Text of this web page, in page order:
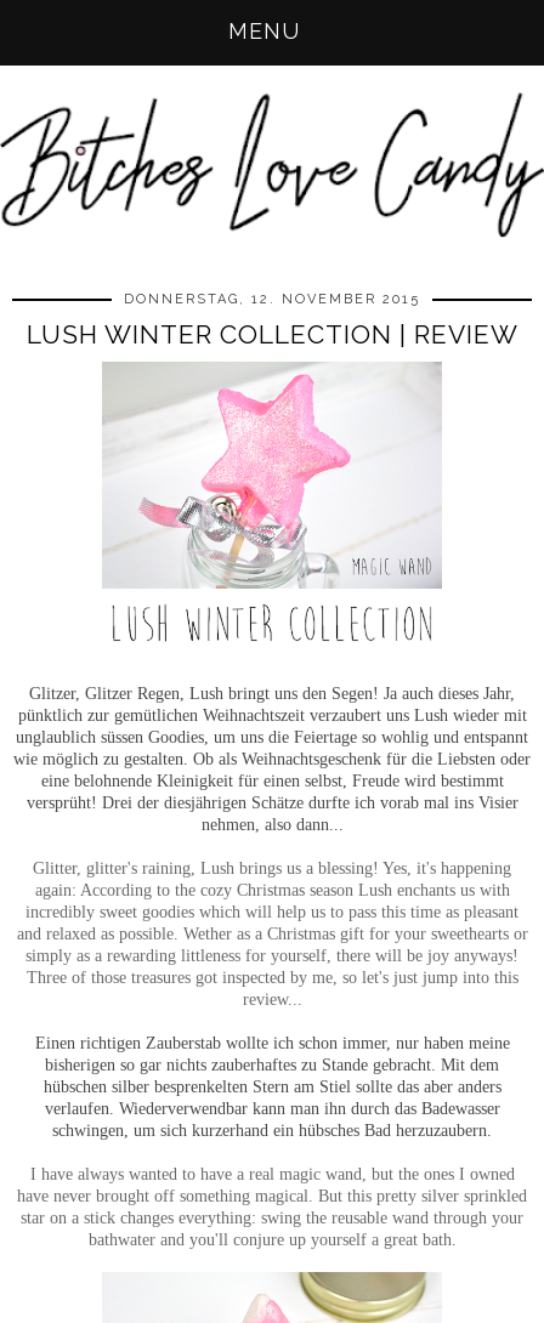
MENU
DONNERSTAG, 12. NOVEMBER 2015
LUSH WINTER COLLECTION | REVIEW
Glitzer, Glitzer Regen, Lush bringt uns den Segen! Ja auch dieses Jahr,
pünktlich zur gemütlichen Weihnachtszeit verzaubert uns Lush wieder mit
unglaublich süssen Goodies, um uns die Feiertage so wohlig und entspannt
wie möglich zu gestalten. Ob als Weihnachtsgeschenk für die Liebsten oder
eine belohnende Kleinigkeit für einen selbst, Freude wird bestimmt
versprüht! Drei der diesjährigen Schätze durfte ich vorab mal ins Visier
nehmen, also dann...
Glitter, glitter's raining, Lush brings us a blessing! Yes, it's happening
again: According to the cozy Christmas season Lush enchants us with
incredibly sweet goodies which will help us to pass this time as pleasant
and relaxed as possible. Wether as a Christmas gift for your sweethearts or
simply as a rewarding littleness for yourself, there will be joy anyways!
Three of those treasures got inspected by me, so let's just jump into this
review...
Einen richtigen Zauberstab wollte ich schon immer, nur haben meine
bisherigen so gar nichts zauberhaftes zu Stande gebracht. Mit dem
hübschen silber besprenkelten Stern am Stiel sollte das aber anders
verlaufen. Wiederverwendbar kann man ihn durch das Badewasser
schwingen, um sich kurzerhand ein hübsches Bad herzuzaubern.
I have always wanted to have a real magic wand, but the ones I owned
have never brought off something magical. But this pretty silver sprinkled
star on a stick changes everything: swing the reusable wand through your
bathwater and you'll conjure up yourself a great bath.